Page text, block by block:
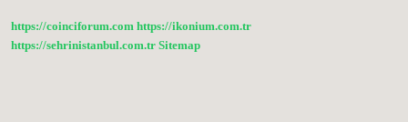
https://coinciforum.com https://ikonium.com.tr
https://sehrinistanbul.com.tr Sitemap